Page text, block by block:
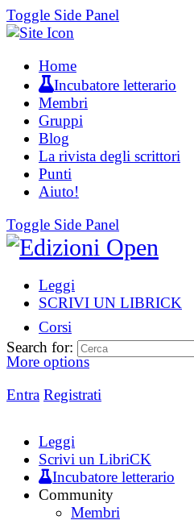
Toggle Side Panel
Home
Incubatore letterario
Membri
Gruppi
Blog
La rivista degli scrittori
Punti
Aiuto!
Toggle Side Panel
Leggi
SCRIVI UN LIBRICK
Corsi
More options
Entra Registrati
Search for:
Leggi
Scrivi un LibriCK
Incubatore letterario
Community
Membri